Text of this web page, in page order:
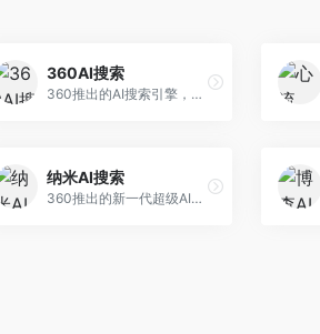
360AI搜索
360推出的AI搜索引擎，专注于安全智能搜索。面向普通用户，提供智能问答、网页搜索、内容整理等服务，安全防护能力强。
纳米AI搜索
360推出的新一代超级AI搜索，深度整合360搜索资源。面向普通用户，提供智能问答、多模态搜索、内容生成等服务，安全可靠。